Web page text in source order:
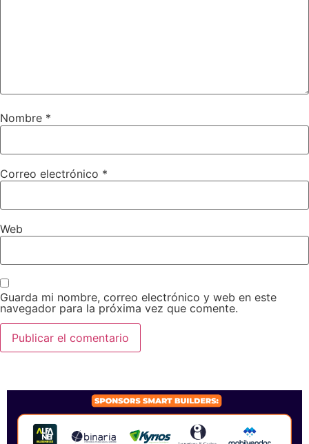
Nombre *
Correo electrónico *
Web
Guarda mi nombre, correo electrónico y web en este
navegador para la próxima vez que comente.